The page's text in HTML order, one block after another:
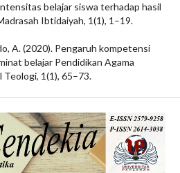
belajar siswa terhadap hasil
Ibtidaiyah, 1(1), 1–19.
A. (2020). Pengaruh kompetensi
belajar Pendidikan Agama
Teologi, 1(1), 65–73.